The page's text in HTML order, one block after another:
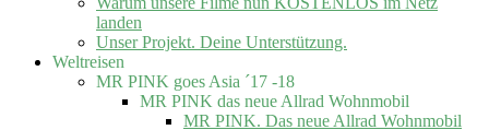
landen
Unser Projekt. Deine Unterstützung.
Weltreisen
MR PINK goes Asia ´17 -18
MR PINK das neue Allrad Wohnmobil
MR PINK. Das neue Allrad Wohnmobil